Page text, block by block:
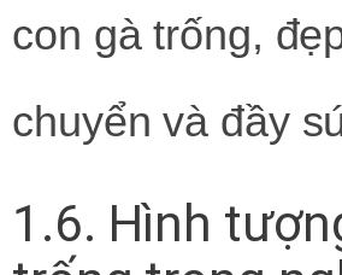
con gà trống,
chuyển và đầy
1.6. Hình